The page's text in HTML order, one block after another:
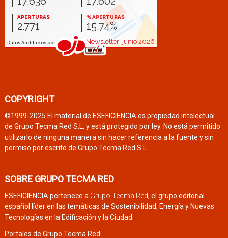
COPYRIGHT
©1999-2025 El material de ESEFICIENCIA es propiedad intelectual
de Grupo Tecma Red S.L. y está protegido por ley. No está permitido
utilizarlo de ninguna manera sin hacer referencia a la fuente y sin
permiso por escrito de Grupo Tecma Red S.L.
SOBRE GRUPO TECMA RED
ESEFICIENCIA pertenece a Grupo Tecma Red, el grupo editorial
español líder en las temáticas de Sostenibilidad, Energía y Nuevas
Tecnologías en la Edificación y la Ciudad.
Portales de Grupo Tecma Red: